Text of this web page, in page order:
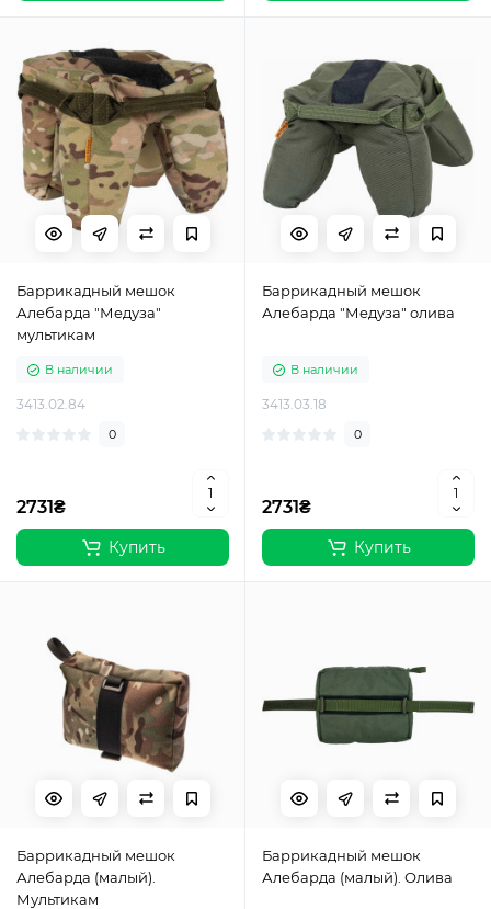
Баррикадный мешок
Алебарда "Медуза"
мультикам
В наличии
3413.02.84
0
2731₴
Купить
Баррикадный мешок
Алебарда "Медуза" олива
В наличии
3413.03.18
0
2731₴
Купить
Баррикадный мешок
Алебарда (малый).
Мультикам
Баррикадный мешок
Алебарда (малый). Олива